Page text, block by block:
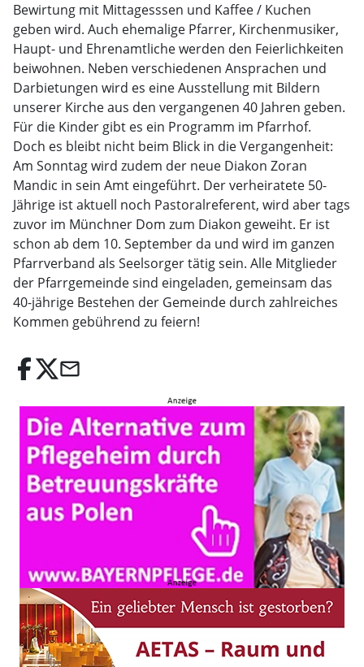
Bewirtung mit Mittagesssen und Kaffee / Kuchen
geben wird. Auch ehemalige Pfarrer, Kirchenmusiker,
Haupt- und Ehrenamtliche werden den Feierlichkeiten
beiwohnen. Neben verschiedenen Ansprachen und
Darbietungen wird es eine Ausstellung mit Bildern
unserer Kirche aus den vergangenen 40 Jahren geben.
Für die Kinder gibt es ein Programm im Pfarrhof.
Doch es bleibt nicht beim Blick in die Vergangenheit:
Am Sonntag wird zudem der neue Diakon Zoran
Mandic in sein Amt eingeführt. Der verheiratete 50-
Jährige ist aktuell noch Pastoralreferent, wird aber tags
zuvor im Münchner Dom zum Diakon geweiht. Er ist
schon ab dem 10. September da und wird im ganzen
Pfarrverband als Seelsorger tätig sein. Alle Mitglieder
der Pfarrgemeinde sind eingeladen, gemeinsam das
40-jährige Bestehen der Gemeinde durch zahlreiches
Kommen gebührend zu feiern!
email